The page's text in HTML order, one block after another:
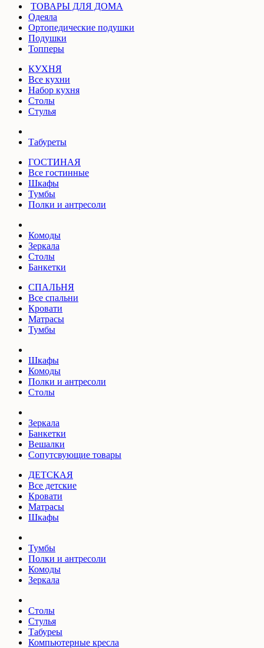
ТОВАРЫ ДЛЯ ДОМА
Одеяла
Ортопедические подушки
Подушки
Топперы
КУХНЯ
Все кухни
Набор кухня
Столы
Стулья
Табуреты
ГОСТИНАЯ
Все гостинные
Шкафы
Тумбы
Полки и антресоли
Комоды
Зеркала
Столы
Банкетки
СПАЛЬНЯ
Все спальни
Кровати
Матрасы
Тумбы
Шкафы
Комоды
Полки и антресоли
Столы
Зеркала
Банкетки
Вешалки
Сопутсвующие товары
ДЕТСКАЯ
Все детские
Кровати
Матрасы
Шкафы
Тумбы
Полки и антресоли
Комоды
Зеркала
Столы
Стулья
Табуреы
Компьютерные кресла